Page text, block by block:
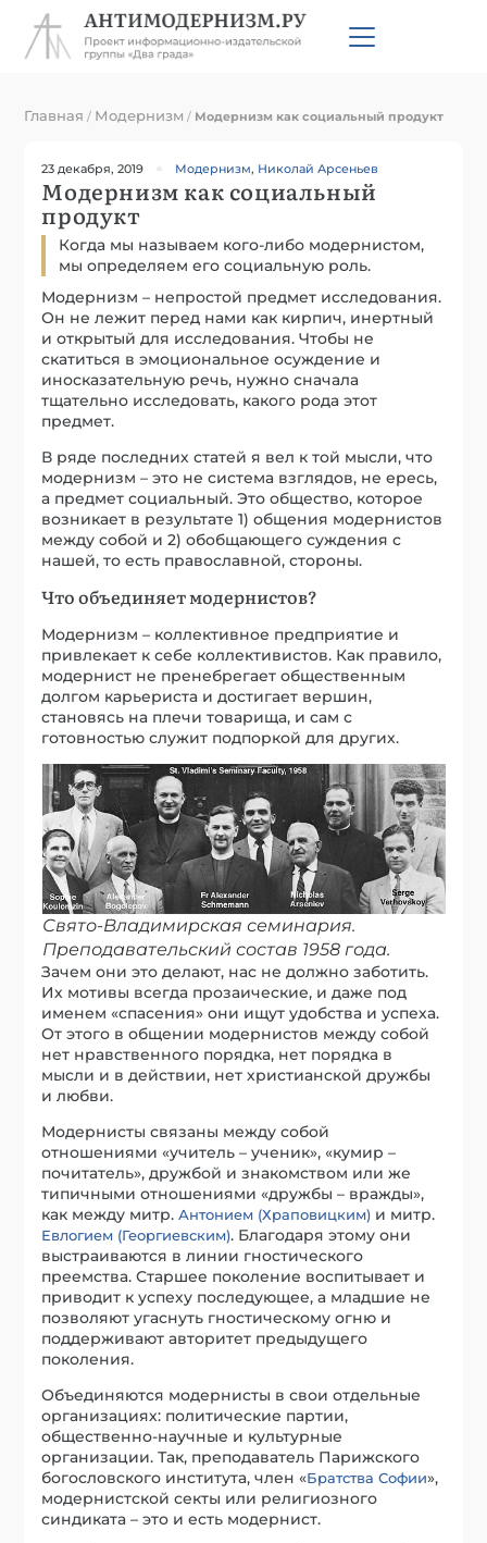
Главная / Модернизм / Модернизм как социальный продукт
23 декабря, 2019 Модернизм, Николай Арсеньев
Модернизм как социальный
продукт
Когда мы называем кого-либо модернистом,
мы определяем его социальную роль.
Модернизм – непростой предмет исследования.
Он не лежит перед нами как кирпич, инертный
и открытый для исследования. Чтобы не
скатиться в эмоциональное осуждение и
иносказательную речь, нужно сначала
тщательно исследовать, какого рода этот
предмет.
В ряде последних статей я вел к той мысли, что
модернизм – это не система взглядов, не ересь,
а предмет социальный. Это общество, которое
возникает в результате 1) общения модернистов
между собой и 2) обобщающего суждения с
нашей, то есть православной, стороны.
Что объединяет модернистов?
Модернизм – коллективное предприятие и
привлекает к себе коллективистов. Как правило,
модернист не пренебрегает общественным
долгом карьериста и достигает вершин,
становясь на плечи товарища, и сам с
готовностью служит подпоркой для других.
Свято-Владимирская семинария.
Преподавательский состав 1958 года.
Зачем они это делают, нас не должно заботить.
Их мотивы всегда прозаические, и даже под
именем «спасения» они ищут удобства и успеха.
От этого в общении модернистов между собой
нет нравственного порядка, нет порядка в
мысли и в действии, нет христианской дружбы
и любви.
Модернисты связаны между собой
отношениями «учитель – ученик», «кумир –
почитатель», дружбой и знакомством или же
типичными отношениями «дружбы – вражды»,
как между митр.Антонием (Храповицким) и митр.
Евлогием (Георгиевским). Благодаря этому они
выстраиваются в линии гностического
преемства. Старшее поколение воспитывает и
приводит к успеху последующее, а младшие не
позволяют угаснуть гностическому огню и
поддерживают авторитет предыдущего
поколения.
Объединяются модернисты в свои отдельные
организациях: политические партии,
общественно-научные и культурные
организации. Так, преподаватель Парижского
богословского института, член «Братства Софии»,
модернистской секты или религиозного
синдиката – это и есть модернист.